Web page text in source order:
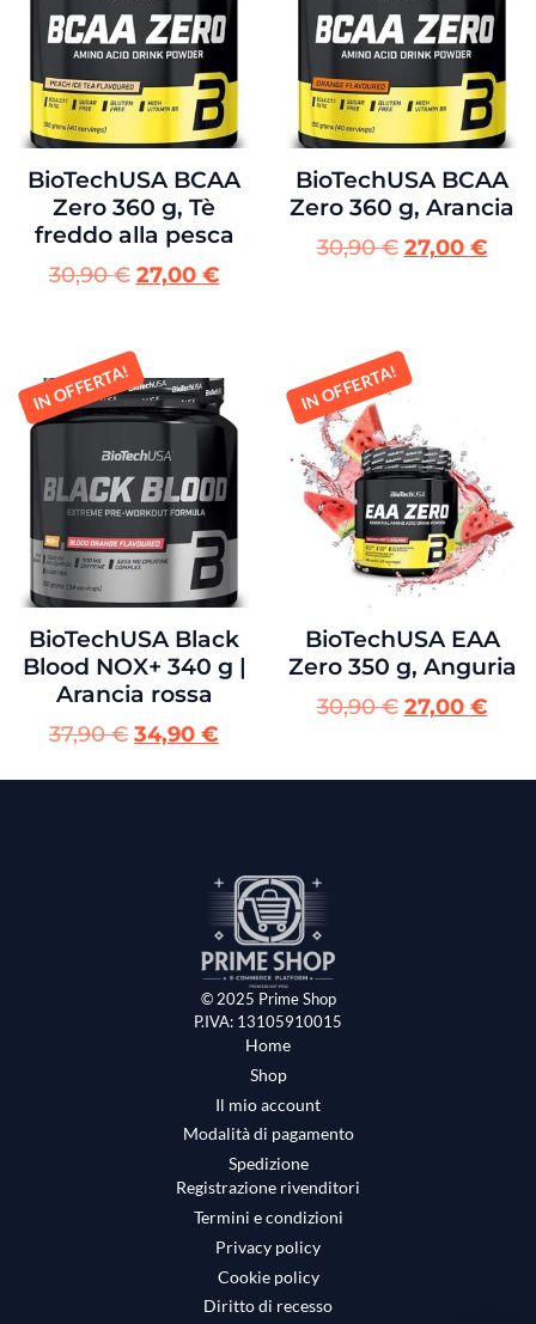
BioTechUSA BCAA
Zero 360 g, Tè
freddo alla pesca
30,90€ 27,00 €
BioTechUSA BCAA
Zero 360 g, Arancia
30,90€ 27,00 €
IN OFFERTA!
BioTechUSA Black
Blood NOX+ 340 g |
Arancia rossa
37,90€ 34,90 €
IN OFFERTA!
BioTechUSA EAA
Zero 350 g, Anguria
30,90€ 27,00 €
© 2025 Prime Shop
P.IVA: 13105910015
Home
Shop
Il mio account
Modalità di pagamento
Spedizione
Registrazione rivenditori
Termini e condizioni
Privacy policy
Cookie policy
Diritto di recesso